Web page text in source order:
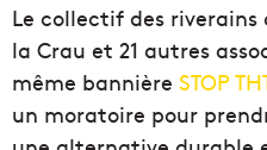
Le collectif des riverains
la Crau et 21 autres
même bannière STOP
un moratoire pour